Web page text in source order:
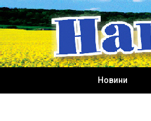
Skip
to
content
Новини